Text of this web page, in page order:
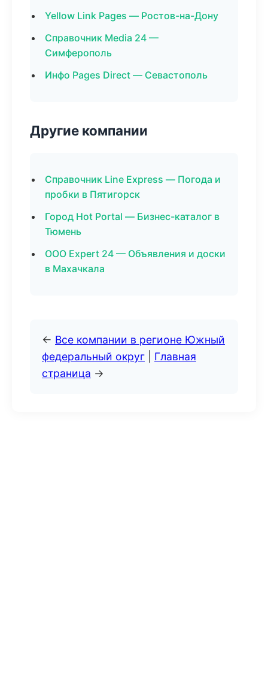
Yellow Link Pages — Ростов-на-Дону
Справочник Media 24 —
Симферополь
Инфо Pages Direct — Севастополь
Другие компании
Справочник Line Express — Погода и
пробки в Пятигорск
Город Hot Portal — Бизнес-каталог в
Тюмень
ООО Expert 24 — Объявления и доски
в Махачкала
← Все компании в регионе Южный
федеральный округ
Главная
страница →